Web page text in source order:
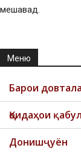
мешавад.
Меню
Барои
Қоидаҳои қабул
Донишҷуён